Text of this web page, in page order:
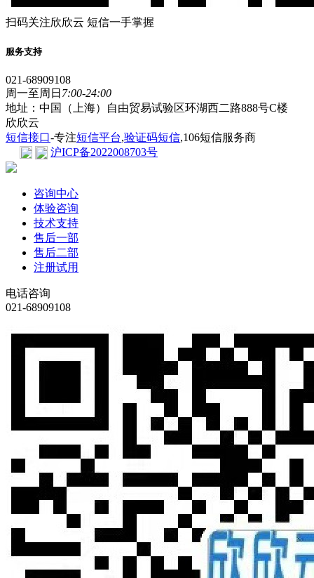
扫码关注欣欣云 短信一手掌握
服务支持
021-68909108
周一至周日 7:00-24:00
地址：中国（上海）自由贸易试验区环湖西二路888号C楼
欣欣云
短信接口-专注短信平台,验证码短信,106短信服务商
沪ICP备2022008703号
咨询中心
体验咨询
技术支持
售后一部
售后二部
注册试用
电话咨询
021-68909108